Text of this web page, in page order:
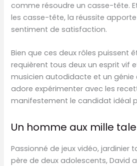
comme résoudre un casse-tête.
les casse-tête, la réussite
sentiment de satisfaction.
Bien que ces deux rôles puissent
requièrent tous deux un esprit vif
musicien autodidacte et un génie
adore expérimenter avec les
manifestement le candidat idéal
Un homme aux mille
Passionné de jeux vidéo, jardinier
père de deux adolescents, David